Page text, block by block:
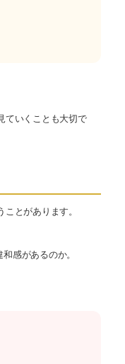
ていくことも大切で
とがあります。
感があるのか。